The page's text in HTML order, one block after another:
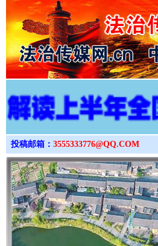
投稿邮箱： 3555333776@QQ.COM